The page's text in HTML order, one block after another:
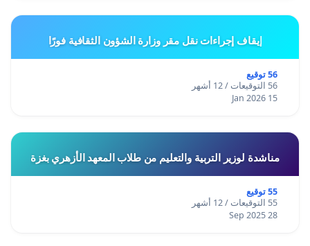
إيقاف إجراءات نقل مقر وزارة الشؤون الثقافية فورًا
56 توقيع
56 التوقيعات / 12 أشهر
15 Jan 2026
مناشدة لوزير التربية والتعليم من طلاب المعهد الأزهري بغزة
55 توقيع
55 التوقيعات / 12 أشهر
28 Sep 2025